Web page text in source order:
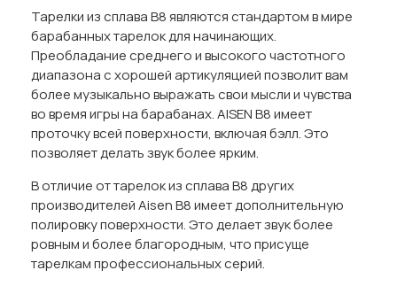
Тарелки из сплава B8 являются стандартом в мире
барабанных тарелок для начинающих.
Преобладание среднего и высокого частотного
диапазона с хорошей артикуляцией позволит вам
более музыкально выражать свои мысли и чувства
во время игры на барабанах. AISEN B8 имеет
проточку всей поверхности, включая бэлл. Это
позволяет делать звук более ярким.
В отличие от тарелок из сплава B8 других
производителей Aisen B8 имеет дополнительную
полировку поверхности. Это делает звук более
ровным и более благородным, что присуще
тарелкам профессиональных серий.